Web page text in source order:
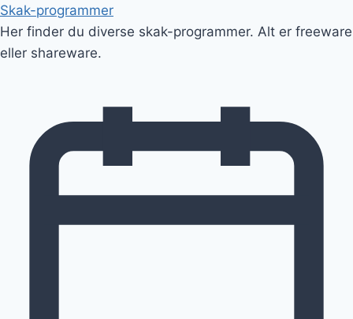
Skak-programmer
Her finder du diverse skak-programmer. Alt er freeware
eller shareware.